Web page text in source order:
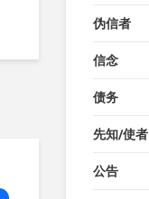
伪信者
信念
债务
先知/使者
公告